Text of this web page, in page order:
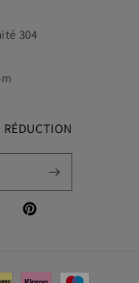
304
RÉDUCTION
Pinterest